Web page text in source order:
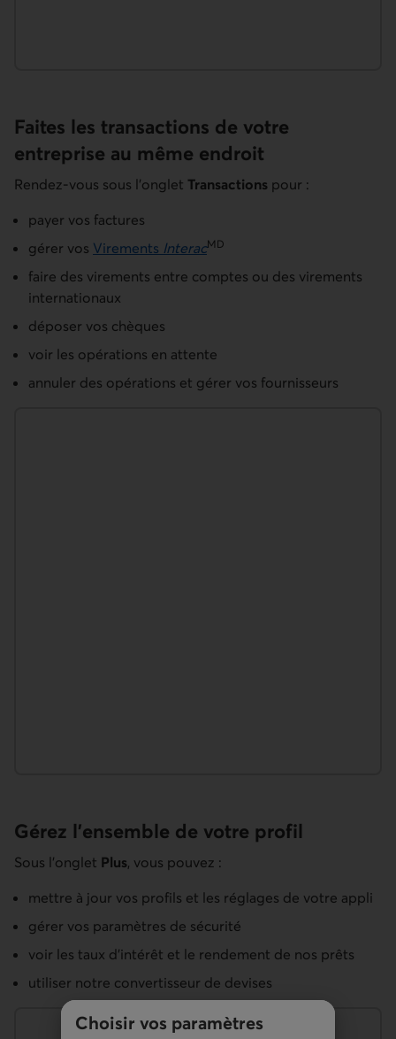
Choisir vos paramètres
Faites les transactions de votre
entreprise au même endroit
Rendez-vous sous l’onglet Transactions pour :
payer vos factures
gérer vos Virements InteracMD
faire des virements entre comptes ou des virements
internationaux
déposer vos chèques
voir les opérations en attente
annuler des opérations et gérer vos fournisseurs
Gérez l’ensemble de votre profil
Sous l’onglet Plus, vous pouvez :
mettre à jour vos profils et les réglages de votre appli
gérer vos paramètres de sécurité
voir les taux d’intérêt et le rendement de nos prêts
utiliser notre convertisseur de devises